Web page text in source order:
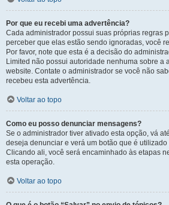
Por que eu recebi uma advertência?
Cada administrador possui suas próprias regras
perceber que elas estão sendo ignoradas, você
Por favor, note que esta é a decisão do
Limited não possui autoridade nenhuma sobre a
website. Contate o administrador se você não
recebeu esta advertência.
Voltar ao topo
Como eu posso denunciar mensagens?
Se o administrador tiver ativado esta opção, vá
deseja denunciar e verá um botão que é
Clicando ali, você será encaminhado às etapas
esta operação.
Voltar ao topo